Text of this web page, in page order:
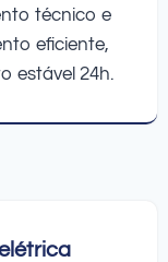
técnico e
eficiente,
estável 24h.